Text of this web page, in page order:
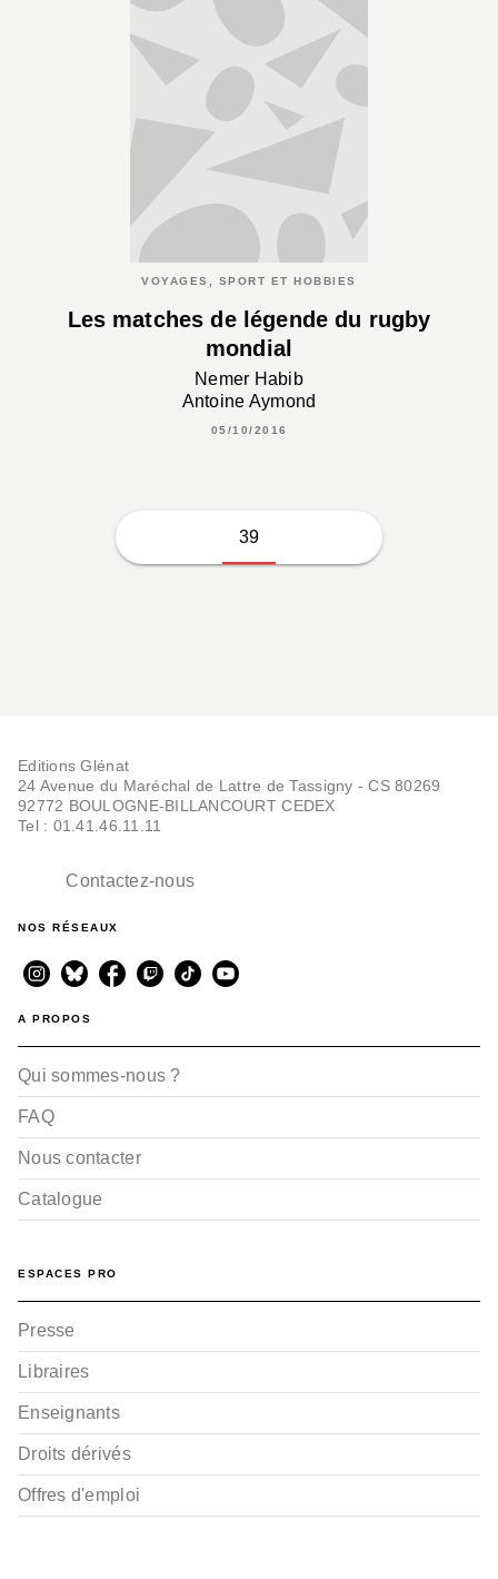
VOYAGES, SPORT ET HOBBIES
Les matches de légende du rugby
mondial
Nemer Habib
Antoine Aymond
05/10/2016
39
Editions Glénat
24 Avenue du Maréchal de Lattre de Tassigny - CS 80269
92772 BOULOGNE-BILLANCOURT CEDEX
Tel : 01.41.46.11.11
Contactez-nous
NOS RÉSEAUX
A PROPOS
Qui sommes-nous ?
FAQ
Nous contacter
Catalogue
ESPACES PRO
Presse
Libraires
Enseignants
Droits dérivés
Offres d'emploi